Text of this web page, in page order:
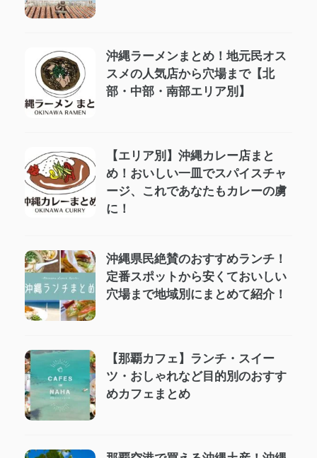
沖縄ラーメンまとめ！地元民オス
スメの人気店から穴場まで【北
部・中部・南部エリア別】
【エリア別】沖縄カレー店まと
め！おいしい一皿でスパイスチャ
ージ、これであなたもカレーの虜
に！
沖縄県民絶賛のおすすめランチ！
定番スポットから安くておいしい
穴場まで地域別にまとめて紹介！
【那覇カフェ】ランチ・スイー
ツ・おしゃれなど目的別のおすす
めカフェまとめ